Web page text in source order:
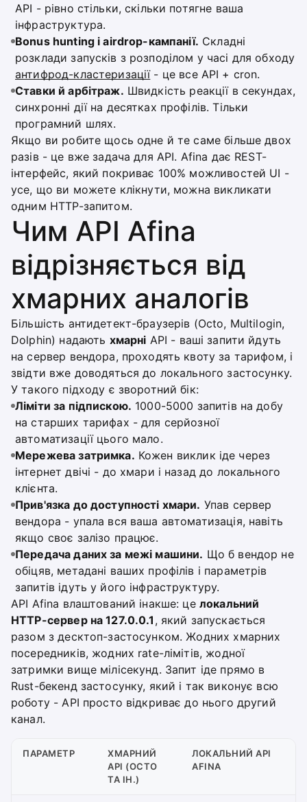
API - рівно стільки, скільки потягне ваша
інфраструктура.
Bonus hunting і airdrop-кампанії. Складні
розклади запусків з розподілом у часі для обходу
антифрод-кластеризації- це все API + cron.
Ставки й арбітраж. Швидкість реакції в секундах,
синхронні дії на десятках профілів. Тільки
програмний шлях.
Якщо ви робите щось одне й те саме більше двох
разів - це вже задача для API. Afina дає REST-
інтерфейс, який покриває 100% можливостей UI -
усе, що ви можете клікнути, можна викликати
одним HTTP-запитом.
Чим API Afina
відрізняється від
хмарних аналогів
Більшість антидетект-браузерів (Octo, Multilogin,
Dolphin) надають хмарні API - ваші запити йдуть
на сервер вендора, проходять квоту за тарифом, і
звідти вже доводяться до локального застосунку.
У такого підходу є зворотний бік:
Ліміти за підпискою. 1000-5000 запитів на добу
на старших тарифах - для серйозної
автоматизації цього мало.
Мережева затримка. Кожен виклик іде через
інтернет двічі - до хмари і назад до локального
клієнта.
Прив'язка до доступності хмари. Упав сервер
вендора - упала вся ваша автоматизація, навіть
якщо своє залізо працює.
Передача даних за межі машини. Що б вендор не
обіцяв, метадані ваших профілів і параметрів
запитів ідуть у його інфраструктуру.
API Afina влаштований інакше: це локальний
HTTP-сервер на 127.0.0.1 , який запускається
разом з десктоп-застосунком. Жодних хмарних
посередників, жодних rate-лімітів, жодної
затримки вище мілісекунд. Запит іде прямо в
Rust-бекенд застосунку, який і так виконує всю
роботу - API просто відкриває до нього другий
канал.
ПАРАМЕТР
ХМАРНИЙ
API (OCTO
ТА ІН.)
ЛОКАЛЬНИЙ API
AFINA